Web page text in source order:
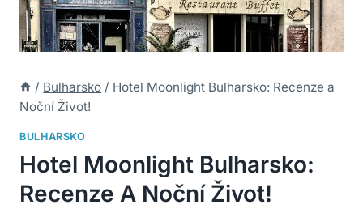
/ Bulharsko / Hotel Moonlight Bulharsko: Recenze a
Noční Život!
BULHARSKO
Hotel Moonlight Bulharsko:
Recenze A Noční Život!